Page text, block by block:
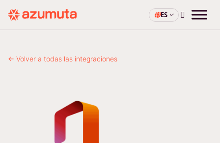
ES
← Volver a todas las integraciones